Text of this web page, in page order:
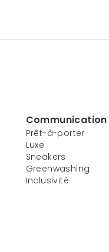
Communication
Prêt-à-porter
Luxe
Sneakers
Greenwashing
Inclusivité